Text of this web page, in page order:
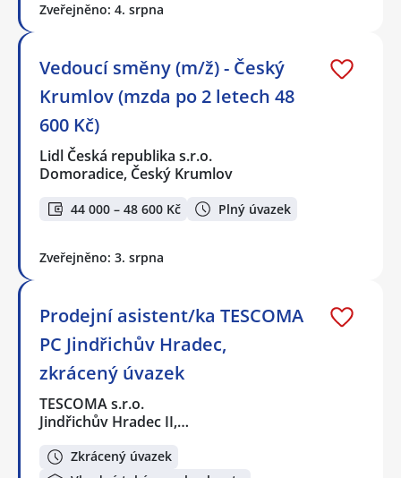
Zveřejněno: 4. srpna
Vedoucí směny (m/ž) - Český
Krumlov (mzda po 2 letech 48
600 Kč)
Lidl Česká republika s.r.o.
Domoradice, Český Krumlov
44 000 – 48 600 Kč Plný úvazek
Zveřejněno: 3. srpna
Prodejní asistent/ka TESCOMA
PC Jindřichův Hradec,
zkrácený úvazek
TESCOMA s.r.o.
Jindřichův Hradec II,…
Zkrácený úvazek